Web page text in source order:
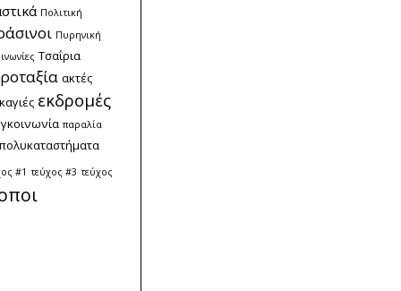
Πολιτική
Πυρηνική
Τσαΐρια
ακτές
εκδρομές
παραλία
#1 τεύχος #3 τεύχος